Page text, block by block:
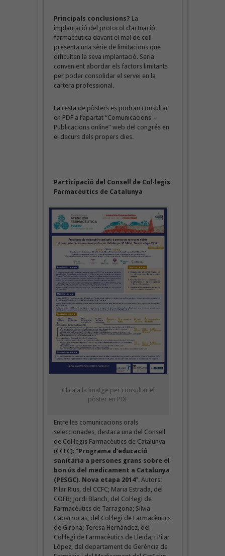
Principals conclusions? La
implantació del protocol d’actuació
farmacèutica davant el mal de coll
presenta una sèrie de limitacions que
dificulten la seva implantació. Seria
convenient abordar els factors limitants
per poder consolidar el servei en la
cartera professional.
La resta de pòsters es podran consultar
en PDF a l’apartat “Comunicacions –
Publicacions online” web del congrés en
el decurs dels propers dies.
Participació del Consell de Col·legis
Farmacèutics de Catalunya
Clica a la imatge per consultar el
pòster en PDF
Entre les comunicacions orals
seleccionades, destaca una del Consell
de Col·legis Farmacèutics de Catalunya
(CCFC): “Programa d’educació
sanitària a persones grans sobre el
bon ús del medicament a Catalunya
(PESGC). Nova etapa 2014”. Autors:
Pilar Rius, del CCFC; Maria Estrada, del
COFB; Jordi Blanch, del Col·legi de
Farmacèutics de Tarragona; Sílvia
Cabarrocas, del Col·legi de Farmacèutics
de Girona; Teresa Hernández, del
Col·legi de Farmacèutics de Lleida; i Pilar
López, del departament de Gerència de